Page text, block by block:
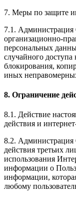
7. Меры по защите
7.1. Администрация
организационно-
персональных
случайного
блокирования,
иных
8. Ограничение
8.1. Действие
действия и
8.2. Администрация
действия третьих
использования
информации о
информации,
любому